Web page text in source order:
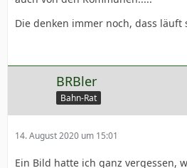
Die denken immer noch, dass läuft
BRBler
Bahn-Rat
14. August 2020 um 15:01
Ein Bild hatte ich ganz vergessen,